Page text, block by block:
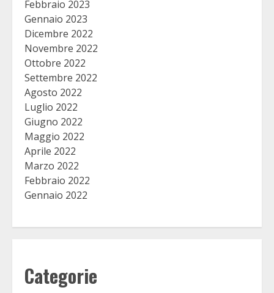
Febbraio 2023
Gennaio 2023
Dicembre 2022
Novembre 2022
Ottobre 2022
Settembre 2022
Agosto 2022
Luglio 2022
Giugno 2022
Maggio 2022
Aprile 2022
Marzo 2022
Febbraio 2022
Gennaio 2022
Categorie